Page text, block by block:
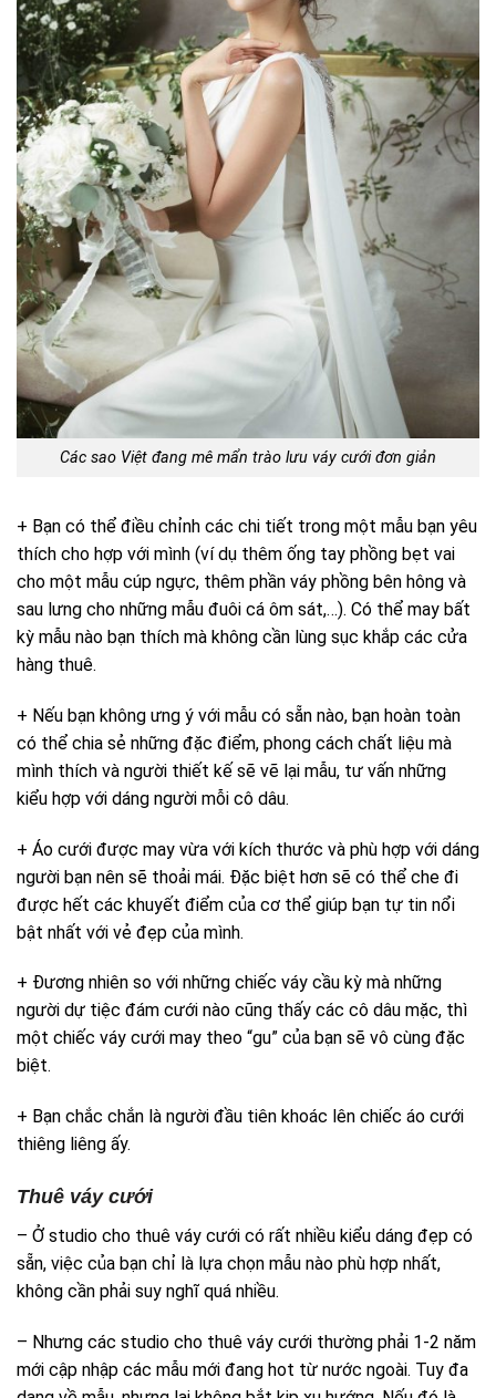
Các sao Việt đang mê mẩn trào lưu váy cưới đơn giản
+ Bạn có thể điều chỉnh các chi tiết trong một mẫu bạn yêu
thích cho hợp với mình (ví dụ thêm ống tay phồng bẹt vai
cho một mẫu cúp ngực, thêm phần váy phồng bên hông và
sau lưng cho những mẫu đuôi cá ôm sát,…). Có thể may bất
kỳ mẫu nào bạn thích mà không cần lùng sục khắp các cửa
hàng thuê.
+ Nếu bạn không ưng ý với mẫu có sẵn nào, bạn hoàn toàn
có thể chia sẻ những đặc điểm, phong cách chất liệu mà
mình thích và người thiết kế sẽ vẽ lại mẫu, tư vấn những
kiểu hợp với dáng người mỗi cô dâu.
+ Áo cưới được may vừa với kích thước và phù hợp với dáng
người bạn nên sẽ thoải mái. Đặc biệt hơn sẽ có thể che đi
được hết các khuyết điểm của cơ thể giúp bạn tự tin nổi
bật nhất với vẻ đẹp của mình.
+ Đương nhiên so với những chiếc váy cầu kỳ mà những
người dự tiệc đám cưới nào cũng thấy các cô dâu mặc, thì
một chiếc váy cưới may theo “gu” của bạn sẽ vô cùng đặc
biệt.
+ Bạn chắc chắn là người đầu tiên khoác lên chiếc áo cưới
thiêng liêng ấy.
Thuê váy cưới
– Ở studio cho thuê váy cưới có rất nhiều kiểu dáng đẹp có
sẵn, việc của bạn chỉ là lựa chọn mẫu nào phù hợp nhất,
không cần phải suy nghĩ quá nhiều.
– Nhưng các studio cho thuê váy cưới thường phải 1-2 năm
mới cập nhập các mẫu mới đang hot từ nước ngoài. Tuy đa